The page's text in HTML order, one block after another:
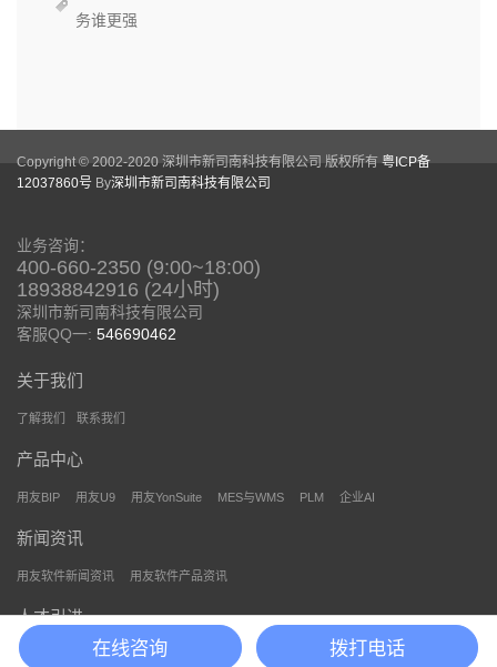
务谁更强
Copyright © 2002-2020 深圳市新司南科技有限公司 版权所有 粤ICP备
12037860号 By深圳市新司南科技有限公司
业务咨询：
400-660-2350 (9:00~18:00)
18938842916 (24小时)
深圳市新司南科技有限公司
客服QQ一: 546690462
关于我们
了解我们 联系我们
产品中心
用友BIP 用友U9 用友YonSuite MES与WMS PLM 企业AI
新闻资讯
用友软件新闻资讯 用友软件产品资讯
人才引进
在线咨询 拨打电话